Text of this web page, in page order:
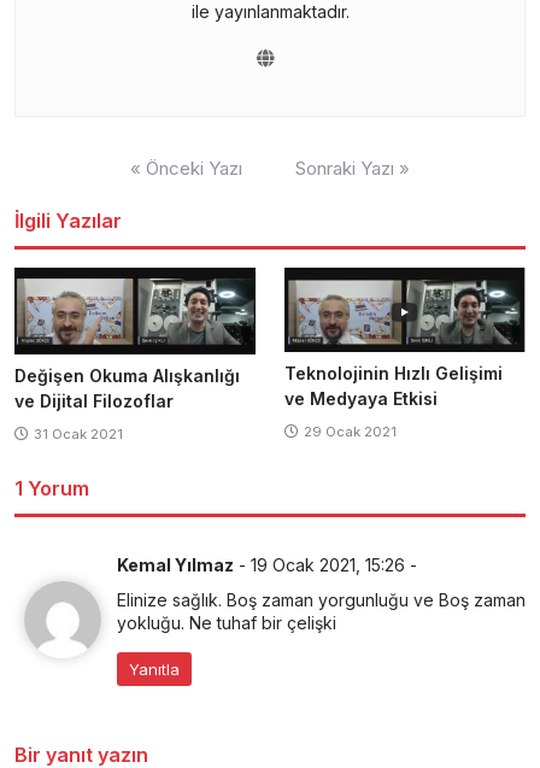
ile yayınlanmaktadır.
« Önceki Yazı Sonraki Yazı »
İlgili Yazılar
Değişen Okuma Alışkanlığı
ve Dijital Filozoflar
31 Ocak 2021
Teknolojinin Hızlı Gelişimi
ve Medyaya Etkisi
29 Ocak 2021
1 Yorum
Kemal Yılmaz - 19 Ocak 2021, 15:26 -
Elinize sağlık. Boş zaman yorgunluğu ve Boş zaman
yokluğu. Ne tuhaf bir çelişki
Yanıtla
Bir yanıt yazın